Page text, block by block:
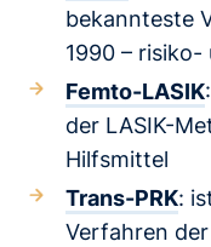
bekannteste
1990 –
Femto-LASIK
der LASIK-
Hilfsmittel
Trans-PRK:
Verfahren